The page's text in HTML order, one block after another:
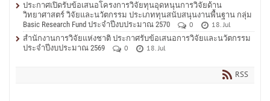
ประกาศเปิดรับข้อเสนอโครงการวิจัยทุนอุดหนุนการวิจัยด้าน
วิทยาศาสตร์ วิจัยและนวัตกรรม ประเภททุนสนับสนุนงานพื้นฐาน กลุ่ม
Basic Research Fund ประจำปีงบประมาณ 2570
0
18. Jul
สำนักงานการวิจัยแห่งชาติ ประกาศรับข้อเสนอการวิจัยและนวัตกรรม
ประจำปีงบประมาณ 2569
0 18. Jul
RSS